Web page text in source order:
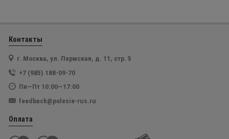
Контакты
г. Москва, ул. Пермская, д. 11, стр. 5
+7 (985) 188-09-70
Пн—Пт 10:00—17:00
feedback@polesie-rus.ru
Оплата